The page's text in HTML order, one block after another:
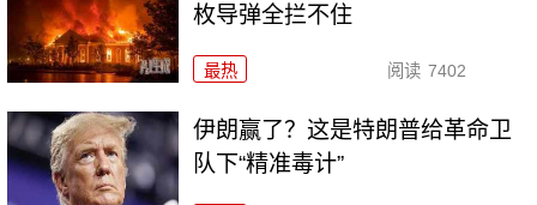
枚导弹全拦不住
最热 阅读 7402
伊朗赢了？这是特朗普给革命卫
队下“精准毒计”